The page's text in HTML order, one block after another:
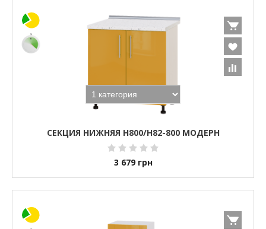
СЕКЦИЯ НИЖНЯЯ Н800/Н82-800 МОДЕРН
3 679 грн